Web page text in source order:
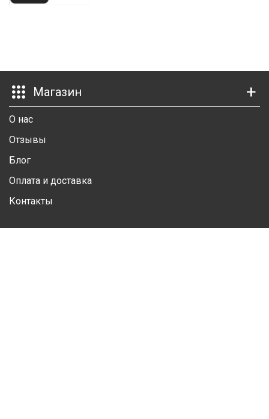
Магазин
О нас
Отзывы
Блог
Оплата и доставка
Контакты